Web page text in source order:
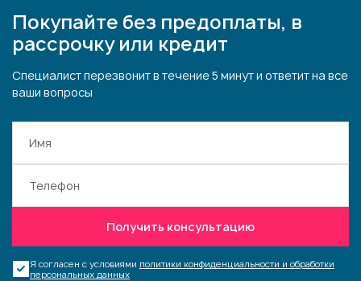
Покупайте без предоплаты, в
рассрочку или кредит
Специалист перезвонит в течение 5 минут и ответит на все
ваши вопросы
Получить консультацию
Я согласен с условиями политики конфиденциальности и обработки
персональных данных